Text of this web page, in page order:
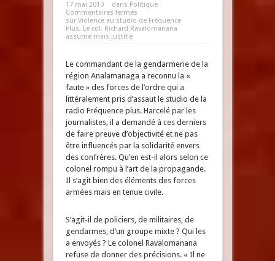
17 mai 2010 dans Politique
Commentaires fermés
sur Violence au studio de Fréquence
Plus, Le col. Richard Ravalomanana
assume mais justifie
Le commandant de la gendarmerie de la
région Analamanaga a reconnu la «
faute » des forces de l’ordre qui a
littéralement pris d’assaut le studio de la
radio Fréquence plus. Harcelé par les
journalistes, il a demandé à ces derniers
de faire preuve d’objectivité et ne pas
être influencés par la solidarité envers
des confrères. Qu’en est-il alors selon ce
colonel rompu à l’art de la propagande.
Il s’agit bien des éléments des forces
armées mais en tenue civile.
S’agit-il de policiers, de militaires, de
gendarmes, d’un groupe mixte ? Qui les
a envoyés ? Le colonel Ravalomanana
refuse de donner des précisions. « Il ne